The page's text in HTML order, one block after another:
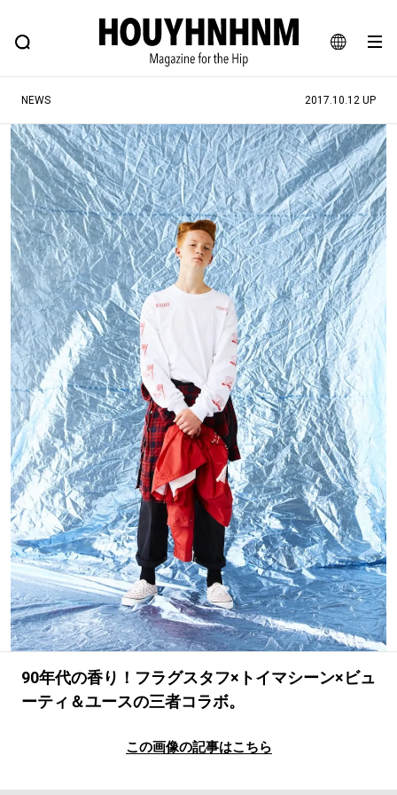
JA
EN
FEATURE BLOG SNAP
ヒップなファッション、カルチャー、ライフスタイルWEBマガジン
#注目のタグ
#SHOPPING ADDICT #憧れの逸品
#ESSENTIAL DESIGNS #古着サミット
#NEW VINTAGE #マイナーグッド図鑑
#路地裏てぃーん。 #MONTHLY JOURNAL
#GH 銘品の所以 #フイナムのYouTube
#Commune H #FOCUS IT #AH.H
#ととけん #FASHION #MUSIC #MOVIE
#LIFESTYLE #SNEAKER #OUTDOOR
#SPORTS #HANDSOME HANDBOOK
NEWS 2017.10.12 UP
90年代の香り！フラグスタフ×トイマシーン×ビュ
ーティ＆ユースの三者コラボ。
この画像の記事はこちら